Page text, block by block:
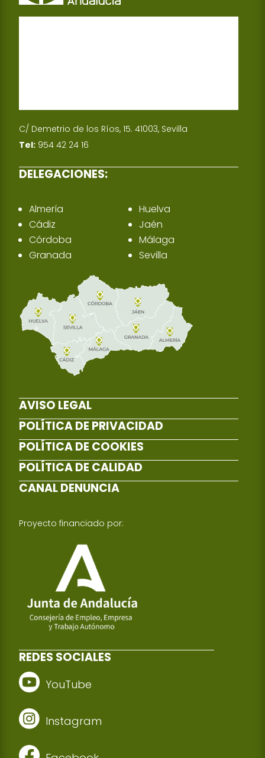
C/ Demetrio de los Ríos, 15. 41003, Sevilla
Tel: 954 42 24 16
DELEGACIONES:
Almería
Cádiz
Córdoba
Granada
Huelva
Jaén
Málaga
Sevilla
AVISO LEGAL
POLÍTICA DE PRIVACIDAD
POLÍTICA DE COOKIES
POLÍTICA DE CALIDAD
CANAL DENUNCIA
Proyecto financiado por:
REDES SOCIALES
YouTube
Instagram